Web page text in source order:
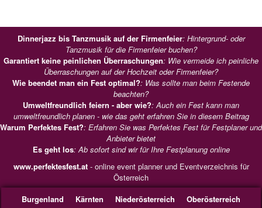
Dinnerjazz bis Tanzmusik auf der Firmenfeier: Hintergrund- oder
Tanzmusik für die Firmenfeier buchen?
Garantiert keine peinlichen Überraschungen: Wie vermeide ich peinliche
Überraschungen auf der Hochzeit oder Firmenfeier?
Wie beendet man ein Fest optimal?: Was sollte man beim Festende
beachten?
Umweltfreundlich feiern - aber wie?: Auch ein Fest kann man
umweltfreundlich planen - wie das geht erfahren Sie in diesem Beitrag
Warum Perfektes Fest?: Erfahren Sie was Perfektes Fest für Festplaner und
Anbieter bietet
Es geht los: Ab sofort sind wir für Ihre Festplanung online
www.perfektesfest.at- online event planner und Eventverzeichnis für
Österreich
Burgenland
Kärnten Niederösterreich
Oberösterreich